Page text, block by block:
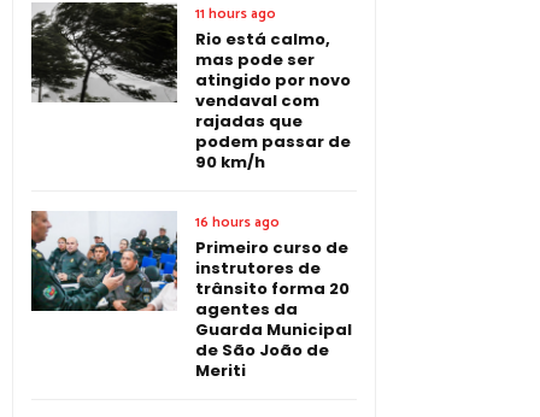
11 hours ago
Rio está calmo,
mas pode ser
atingido por novo
vendaval com
rajadas que
podem passar de
90 km/h
16 hours ago
Primeiro curso de
instrutores de
trânsito forma 20
agentes da
Guarda Municipal
de São João de
Meriti